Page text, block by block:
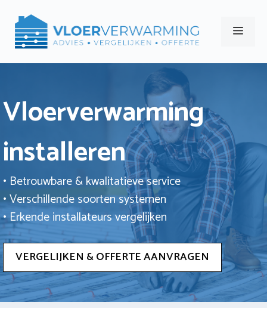
naar
Menu
Vloerverwarming
installeren
• Betrouwbare & kwalitatieve service
• Verschillende soorten systemen
• Erkende installateurs vergelijken
VERGELIJKEN & OFFERTE AANVRAGEN